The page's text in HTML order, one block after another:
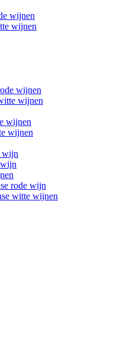
wijnen
wijnen
wijnen
wijnen
wijnen
wijnen
wijn
wijn
rode wijn
witte wijnen